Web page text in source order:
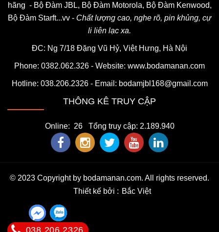
hãng - Bộ Đàm JBL, Bộ Đàm Motorola, Bộ Đàm Kenwood,
Bộ Đàm Starft...vv - Chất lượng cao, nghe rõ, pin khủng, cự
li liên lạc xa.
ĐC: Ng 7/18 Đặng Vũ Hỷ, Việt Hưng, Hà Nội
Phone: 0382.062.326 - Website: www.bodamanan.com
Hotline: 038.206.2326- Email: bodamjbl168@gmail.com
THÔNG KÊ TRUY CẬP
Online: 26 Tổng truy cập: 2.189.940
© 2023 Copyright by bodamanan.com. All rights reserved.
Thiết kế bởi
Bắc Việt
038.206.2326